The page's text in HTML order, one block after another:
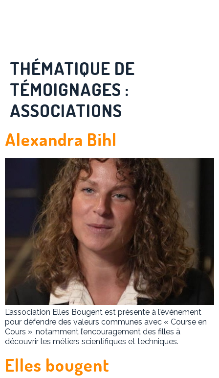
THÉMATIQUE DE
TÉMOIGNAGES :
ASSOCIATIONS
Alexandra Bihl
L’association Elles Bougent est présente à l’événement
pour défendre des valeurs communes avec « Course en
Cours », notamment l’encouragement des filles à
découvrir les métiers scientifiques et techniques.
Elles bougent